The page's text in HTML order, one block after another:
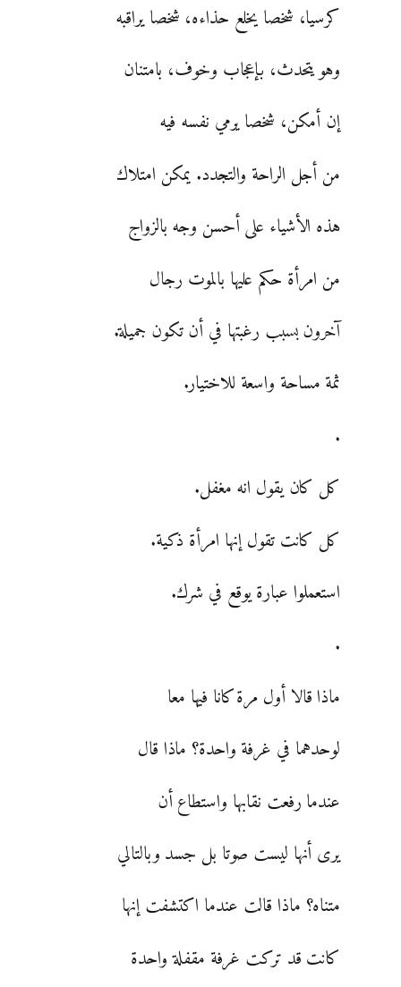
كرسيا، شخصا يخلع حذاءه، شخصا يراقبه
وهو يتحدث، بإعجاب وخوف، بامتنان
إن أمكن، شخصا يرمي نفسه فيه
من أجل الراحة والتجدد. يمكن امتلاك
هذه الأشياء على أحسن وجه بالزواج
من امرأة حكم عليها بالموت رجال
آخرون بسبب رغبتها في أن تكون جميلة.
ثمة مساحة واسعة للاختيار.
.
كل كان يقول انه مغفل.
كل كانت تقول إنها امرأة ذكية.
استعملوا عبارة يوقع في شرك.
.
ماذا قالا أول مرة كانا فيها معا
لوحدهما في غرفة واحدة؟ ماذا قال
عندما رفعت نقابها واستطاع أن
يرى أنها ليست صوتا بل جسد وبالتالي
متناه؟ ماذا قالت عندما اكتشفت إنها
كانت قد تركت غرفة مقفلة واحدة